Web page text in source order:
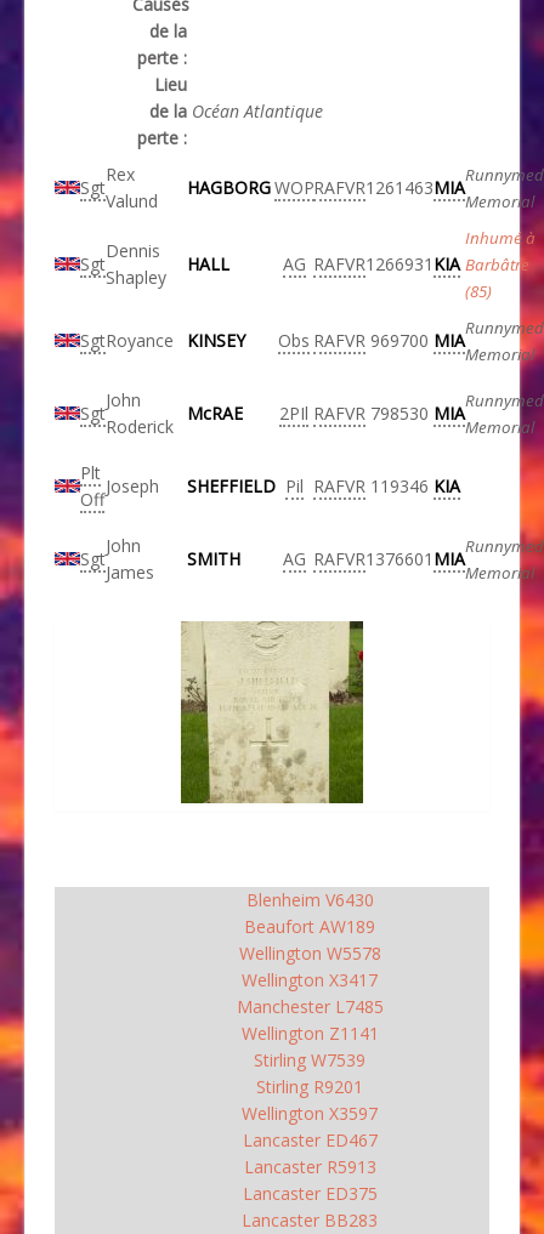
de la
perte :
Lieu
de la
perte :
Océan Atlantique
Sgt
Rex
Valund
HAGBORGWOPRAFVR1261463MIA
Memorial
Sgt
Dennis
Shapley
HALL AG RAFVR1266931 KIA
Inhumé à
Barbâtre
(85)
SgtRoyance KINSEY Obs RAFVR 969700 MIA
Memorial
Sgt
John
Roderick
McRAE 2PIl RAFVR 798530 MIA
Memorial
Plt
Off
Joseph SHEFFIELD Pil RAFVR 119346 KIA
Sgt
John
James
SMITH AG RAFVR1376601 MIA
Memorial
Blenheim V6430
Beaufort AW189
Wellington W5578
Wellington X3417
Manchester L7485
Wellington Z1141
Stirling W7539
Stirling R9201
Wellington X3597
Lancaster ED467
Lancaster R5913
Lancaster ED375
Lancaster BB283